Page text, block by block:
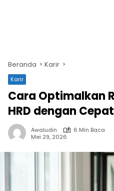
Beranda Karir
Karir
Cara Optimalkan
HRD dengan Cepat
Awaludin
6 Min Baca
Mei 29, 2026